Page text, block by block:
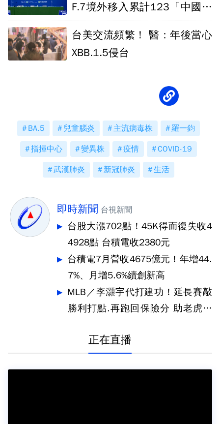
F.7境外移入累計123「中國佔
台美交流頻繁！ 醫：年後當心
XBB.1.5侵台
BA.5 兒童腦炎 主流病毒株 羅一鈞
指揮中心 變異株 疫情 COVID-19
武漢肺炎 新冠肺炎 生活
即時新聞 台視新聞
台股大漲702點！45K得而復失收4
4928點 台積電收2380元
台積電7月營收4675億元！年增44.
7%、月增5.6%續創新高
MLB／李灝宇代打建功！延長賽敲
勝利打點.再跑回保險分 助老虎奪
正在直播